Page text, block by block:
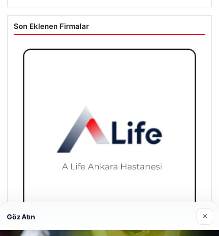
Son Eklenen Firmalar
Göz Atın ×